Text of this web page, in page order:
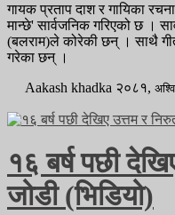
गायक प्रताप दाश र गायिका
मान्छे' सार्वजनिक गरिएको छ ।
(बलराम)ले कोरेकी छन् । साथै
गरेका छन् ।
Aakash khadka २०८१,
१६ बर्ष पछी
जोडी (भिडियो)